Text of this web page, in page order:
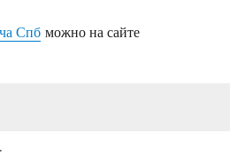
Спб можно на сайте